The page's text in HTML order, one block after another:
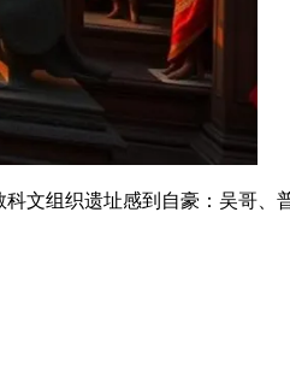
文组织遗址感到自豪：吴哥、